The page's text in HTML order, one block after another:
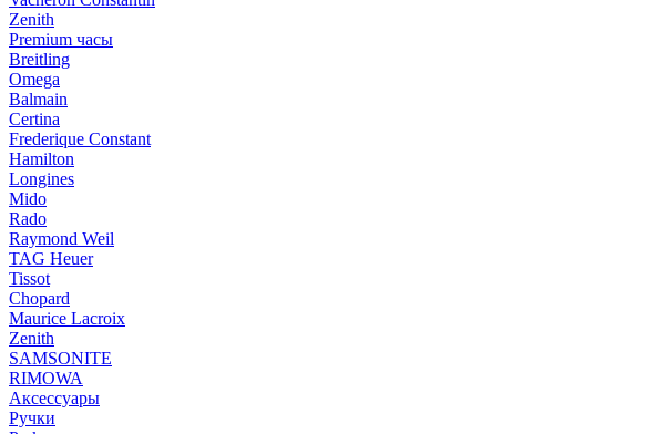
Zenith
Premium часы
Breitling
Omega
Balmain
Certina
Frederique Constant
Hamilton
Longines
Mido
Rado
Raymond Weil
TAG Heuer
Tissot
Chopard
Maurice Lacroix
Zenith
SAMSONITE
RIMOWA
Аксессуары
Ручки